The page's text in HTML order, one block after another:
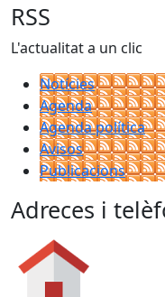
RSS
L'actualitat a un clic
Notícies
Agenda
Agenda política
Avisos
Publicacions
Adreces i